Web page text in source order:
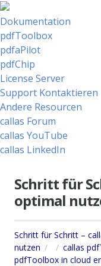
Dokumentation
pdfToolbox
pdfaPilot
pdfChip
License Server
Support Kontaktieren
Andere Resourcen
callas Forum
callas YouTube
callas LinkedIn
Schritt für
optimal
Schritt für Schritt –
nutzen
callas
pdfToolbox in cloud